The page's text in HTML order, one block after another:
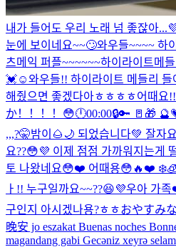
내가 들어도 우리 노래 넘 좋잖아
눈에 보이네요~~🙄와우들~~~~ 하
츠메익 퍼플~~~~~~하이라이트메
💓☺️와우들!! 하이라이트 메들리
해줬으면 좋겠다아ㅎㅎㅎㅎ어때요
か！！！！😳🕛00:00🔒🔑 🚪🎁
,,,?🤫밤이🌰🌙 되었습니다💚 잘자
요??😳💜 이제 점점 가까워지는게
토 나왔네요😳❤️ 어때용😳 🔥❤️
ㅏ!! 누구일까요~~??😆💜우아 가족
구인지 아시겠나용?ㅎㅎおやすみ
晚安 jo eszakat Buenas noches
magandang gabi Gecəniz xeyrə